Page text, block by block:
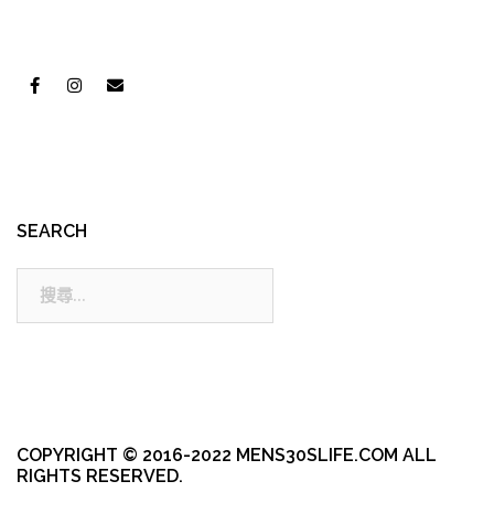
SEARCH
COPYRIGHT © 2016-2022 MENS30SLIFE.COM ALL
RIGHTS RESERVED.